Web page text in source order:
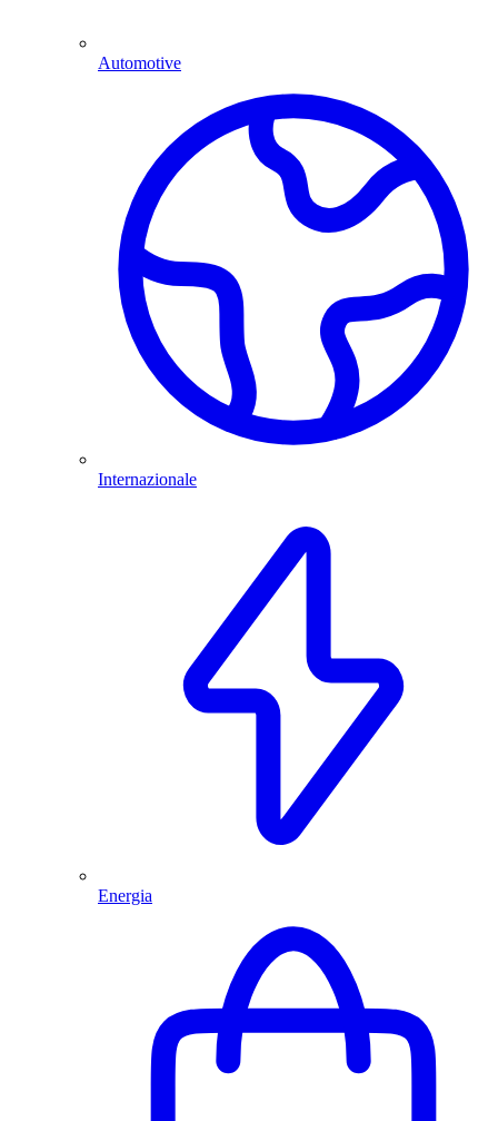
Automotive
Internazionale
Energia